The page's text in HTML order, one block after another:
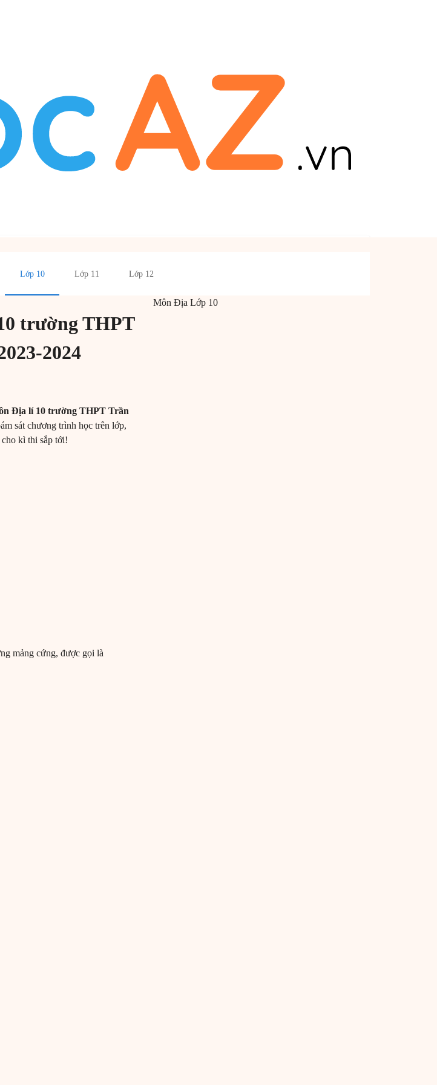
Lớp 10 Lớp 11 Lớp 12
trường THPT
2024
Địa lí 10 trường THPT Trần
sát chương trình học trên lớp,
kì thi sắp tới!
mảng cứng, được gọi là
Môn Địa Lớp 10